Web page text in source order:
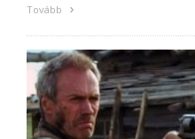
Tovább